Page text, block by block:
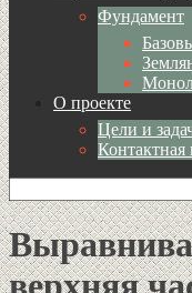
Фундамент
О проекте
Цели и